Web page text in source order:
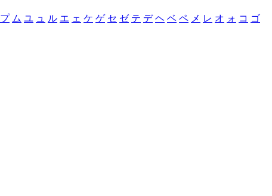
プ ム ユ ュ ル エ ェ ケ ゲ セ ゼ テ デ ヘ ベ ペ メ レ オ ォ コ ゴ